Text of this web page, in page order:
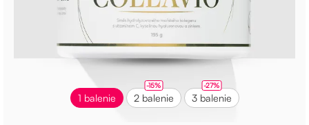
1 balenie 2 balenie
-15%
3 balenie
-27%